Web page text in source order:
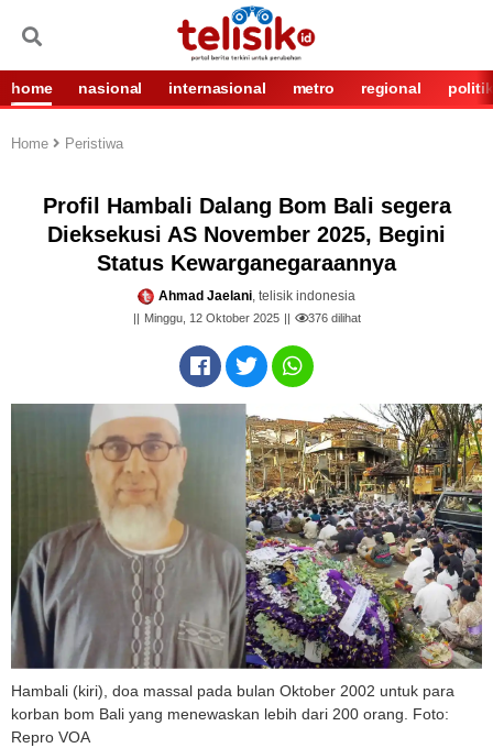
home nasional internasional metro regional politik
Home Peristiwa
Profil Hambali Dalang Bom Bali segera
Dieksekusi AS November 2025, Begini
Status Kewarganegaraannya
Ahmad Jaelani, telisik indonesia
Minggu, 12 Oktober 2025 376dilihat
Hambali (kiri), doa massal pada bulan Oktober 2002 untuk para
korban bom Bali yang menewaskan lebih dari 200 orang. Foto:
Repro VOA